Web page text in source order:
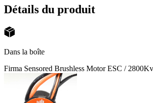
Détails du produit
Dans la boîte
Firma Sensored Brushless Motor ESC /